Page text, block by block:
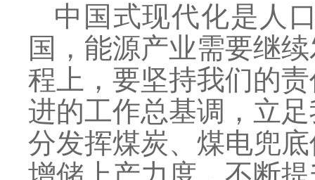
中国式现代化是人
国，能源产业需要继
程上，要坚持我们的
进的工作总基调，立
分发挥煤炭、煤电兜